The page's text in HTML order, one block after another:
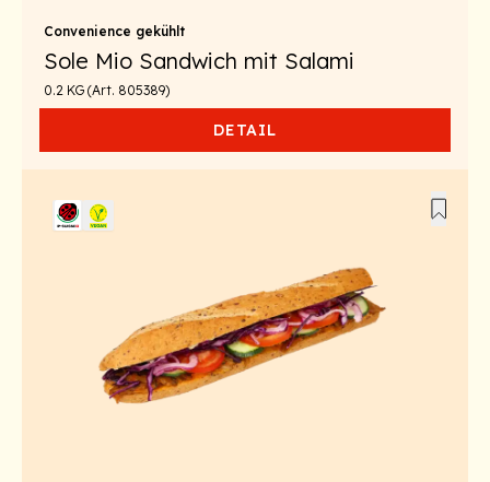
Convenience gekühlt
Sole Mio Sandwich mit Salami
0.2 KG (Art. 805389)
DETAIL